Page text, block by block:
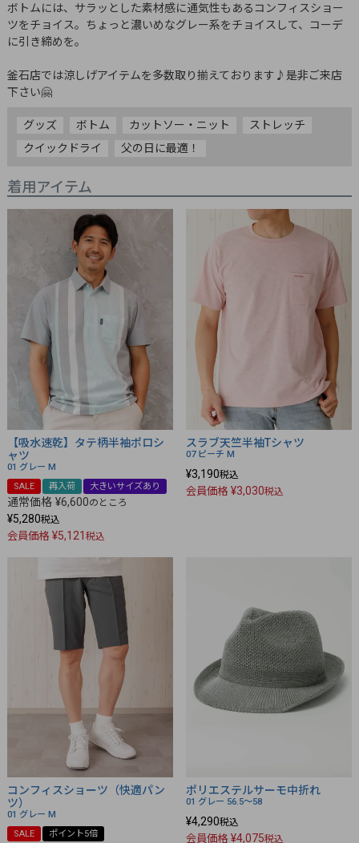
ボトムには、サラッとした素材感に通気性もあるコンフィスショー
ツをチョイス。ちょっと濃いめなグレー系をチョイスして、コーデ
に引き締めを。
釜石店では涼しげアイテムを多数取り揃えております♪是非ご来店
下さい🤗
グッズ ボトム カットソー・ニット
ストレッチ
クイックドライ
父の日に最適！
着用アイテム
【吸水速乾】タテ柄半袖ポロシ
ャツ
01 グレー M
SALE
再入荷 大きいサイズあり
通常価格 ¥6,600のところ
¥5,280税込
会員価格 ¥5,121 税込
スラブ天竺半袖Tシャツ
07 ピーチ M
¥3,190税込
会員価格 ¥3,030税込
コンフィスショーツ（快適パン
ツ）
01 グレー M
SALE
ポイント5倍
ポリエステルサーモ中折れ
01 グレー 56.5～58
¥4,290税込
会員価格 ¥4,075税込